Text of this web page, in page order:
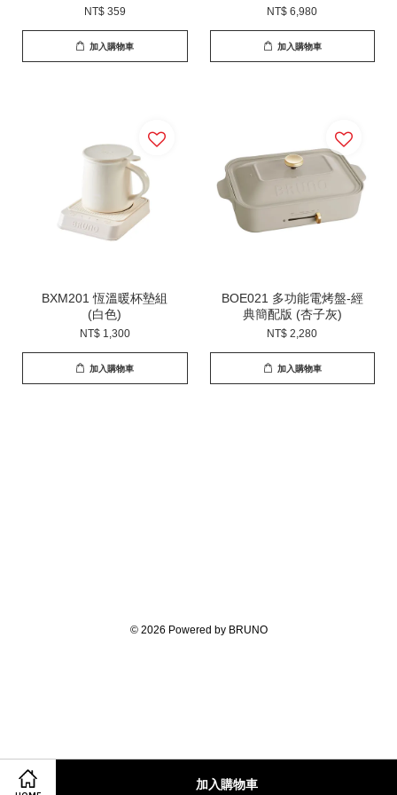
加入購物車
NT$ 359
加入購物車
NT$ 6,980
加入購物車
BXM201 恆溫暖杯墊組
(白色)
NT$ 1,300
加入購物車
BOE021 多功能電烤盤-經
典簡配版 (杏子灰)
NT$ 2,280
加入購物車
© 2026 Powered by BRUNO